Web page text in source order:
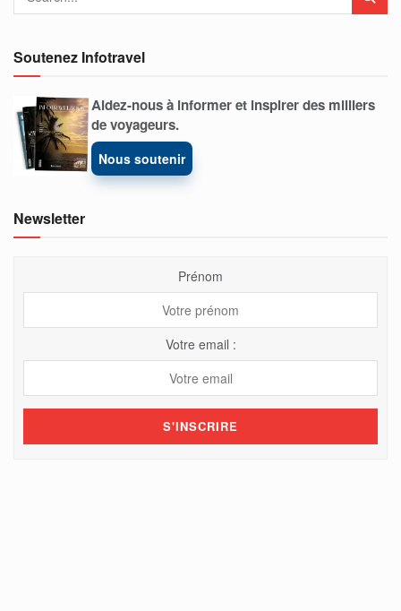
Soutenez Infotravel
Aidez-nous à informer et inspirer des milliers
de voyageurs.
Nous soutenir
Newsletter
Prénom
Votre email :